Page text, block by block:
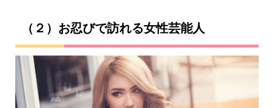
（２）お忍びで訪れる女性芸能人